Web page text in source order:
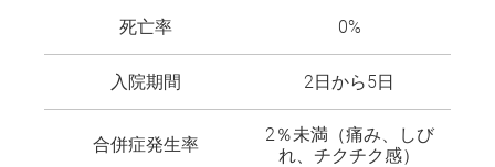
死亡率 0%
入院期間 2日から5日
合併症発生率
2％未満（痛み、しび
れ、チクチク感）